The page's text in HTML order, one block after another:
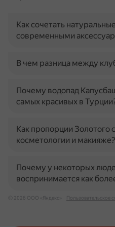
Как сочетать
современными
В чем разница между
Почему водопад
самых красивых в
Как пропорции Золотого
косметологии и макияже?
Почему у некоторых
воспринимается как
© 2026 ООО «Яндекс» Пользовательское